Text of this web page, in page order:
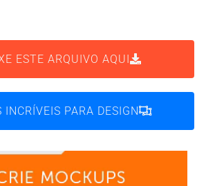
ESTE ARQUIVO AQUI
INCRÍVEIS PARA DESIGN